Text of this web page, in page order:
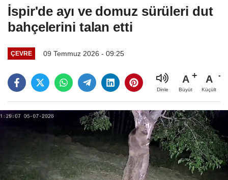
İspir'de ayı ve domuz sürüleri dut
bahçelerini talan etti
ÇEVRE 09 Temmuz 2026 - 09:25
Dinle
A
Büyüt
A
Küçült